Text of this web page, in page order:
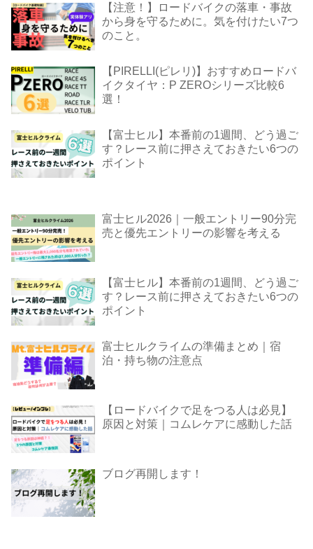
【注意！】ロードバイクの落車・事故
から身を守るために。気を付けたい7つ
のこと。
【PIRELLI(ピレリ)】おすすめロードバ
イクタイヤ：P ZEROシリーズ比較6
選！
【富士ヒル】本番前の1週間、どう過ご
す？レース前に押さえておきたい6つの
ポイント
富士ヒル2026｜一般エントリー90分完
売と優先エントリーの影響を考える
【富士ヒル】本番前の1週間、どう過ご
す？レース前に押さえておきたい6つの
ポイント
富士ヒルクライムの準備まとめ｜宿
泊・持ち物の注意点
【ロードバイクで足をつる人は必見】
原因と対策｜コムレケアに感動した話
ブログ再開します！